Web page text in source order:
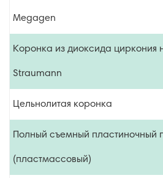
Megagen
Коронка из диоксида циркония
Straumann
Цельнолитая коронка
Полный съемный пластиночный
(пластмассовый)